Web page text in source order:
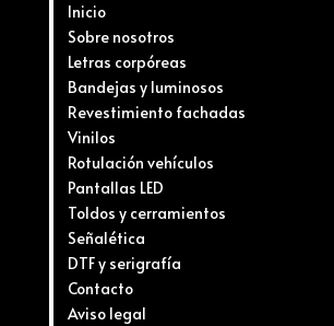
Inicio
Sobre nosotros
Letras corpóreas
Bandejas y luminosos
Revestimiento fachadas
Vinilos
Rotulación vehículos
Pantallas LED
Toldos y cerramientos
Señalética
DTF y serigrafía
Contacto
Aviso legal